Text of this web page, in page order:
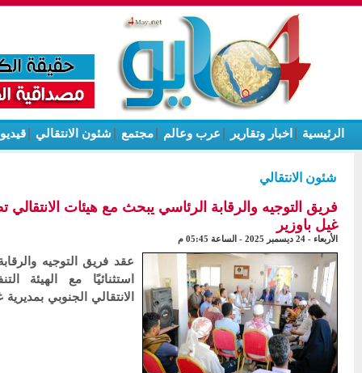
الرئيسية اخبار وتقارير عرب وعالم مجتمع شئون الانتقالي
شئون الانتقالي
فريق التوجيه والرقابة الرئاسي يبحث مع هيئات
غيل باوزير
الأربعاء - 24 ديسمبر 2025 - الساعة 05:45 م
عقد فريق التوجيه
استثنائيًا مع الهيئة
الانتقالي الجنوبي